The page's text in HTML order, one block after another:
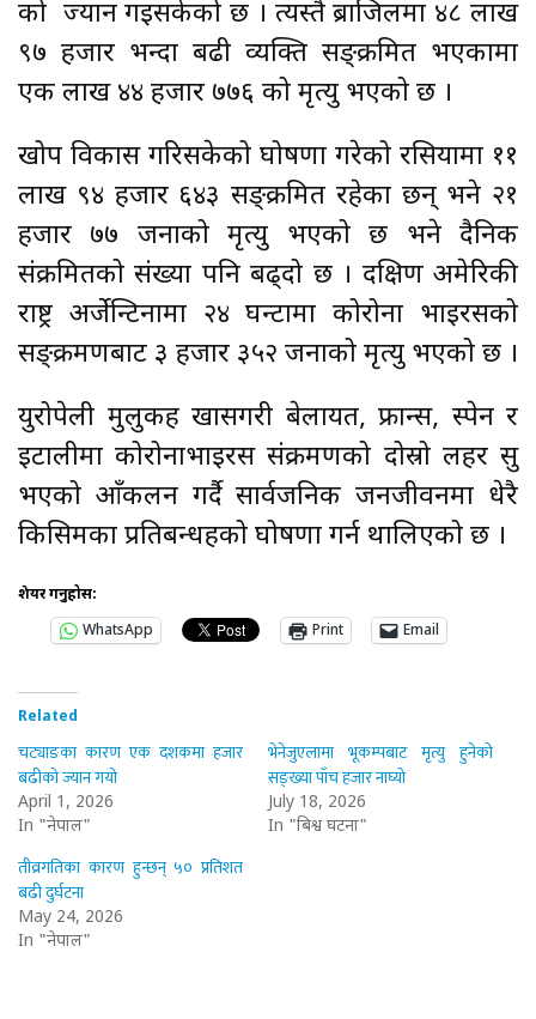
को ज्यान गइसकेको छ । त्यस्तै ब्राजिलमा ४८ लाख
९७ हजार भन्दा बढी व्यक्ति सङ्क्रमित भएकामा
एक लाख ४४ हजार ७७६ को मृत्यु भएको छ ।
खोप विकास गरिसकेको घोषणा गरेको रसियामा ११
लाख ९४ हजार ६४३ सङ्क्रमित रहेका छन् भने २१
हजार ७७ जनाको मृत्यु भएको छ भने दैनिक
संक्रमितको संख्या पनि बढ्दो छ । दक्षिण अमेरिकी
राष्ट्र अर्जेन्टिनामा २४ घन्टामा कोरोना भाइरसको
सङ्क्रमणबाट ३ हजार ३५२ जनाको मृत्यु भएको छ ।
युरोपेली मुलुकहरु खासगरी बेलायत, फ्रान्स, स्पेन र
इटालीमा कोरोनाभाइरस संक्रमणको दोस्रो लहर सुरु
भएको आँकलन गर्दै सार्वजनिक जनजीवनमा धेरै
किसिमका प्रतिबन्धहरुको घोषणा गर्न थालिएको छ ।
शेयर गर्नुहोस:
WhatsApp
Print Email
Related
चट्याङका कारण एक दशकमा हजार
बढीको ज्यान गयो
April 1, 2026
In "नेपाल"
भेनेजुएलामा भूकम्पबाट मृत्यु हुनेको
सङ्ख्या पाँच हजार नाघ्यो
July 18, 2026
In "बिश्व घटना"
तीव्रगतिका कारण हुन्छन् ५० प्रतिशत
बढी दुर्घटना
May 24, 2026
In "नेपाल"